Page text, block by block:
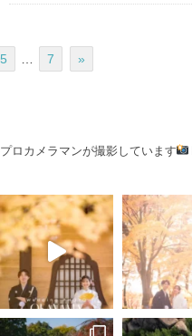
5 7 »
ロカメラマンが撮影しています